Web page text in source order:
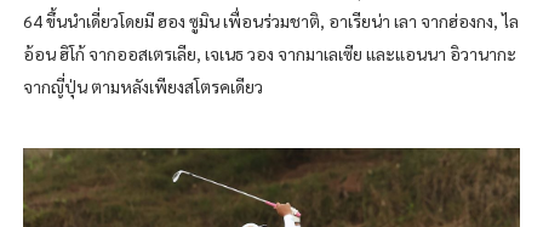
64 ขึ้นนำเดี่ยวโดยมี ฮอง ซูมิน เพื่อนร่วมชาติ, อาเรียน่า เลา จากฮ่องกง, ไล
อ้อน ฮิโก้ จากออสเตรเลีย, เจเนธ วอง จากมาเลเซีย และแอนนา อิวานากะ
จากญี่ปุ่น ตามหลังเพียงสโตรคเดียว